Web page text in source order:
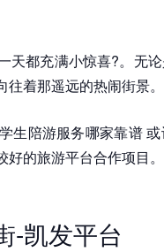
天都充满小惊喜?。无
着那遥远的热闹街景。
生陪游服务哪家靠谱
好的旅游平台合作项目
-凯发平台